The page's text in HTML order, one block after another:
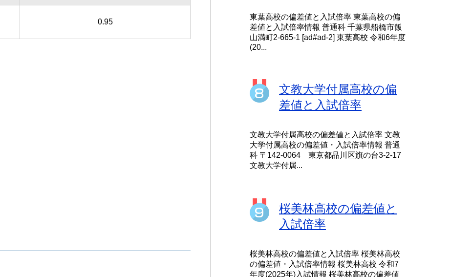
0.95
東葉高校の偏差値と入試倍率 東葉高校の偏
差値と入試倍率情報 普通科 千葉県船橋市飯
山満町2-665-1 [ad#ad-2] 東葉高校 令和6年度
(20...
文教大学付属高校の偏
差値と入試倍率
文教大学付属高校の偏差値と入試倍率 文教
大学付属高校の偏差値・入試倍率情報 普通
科 〒142-0064 東京都品川区旗の台3-2-17
文教大学付属...
桜美林高校の偏差値と
入試倍率
桜美林高校の偏差値と入試倍率 桜美林高校
の偏差値・入試倍率情報 桜美林高校 令和7
年度(2025年)入試情報 桜美林高校の偏差値